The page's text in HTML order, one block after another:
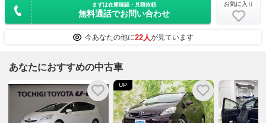
まずは在庫確認・見積依頼
無料通話でお問い合わせ
お気に入り
今あなたの他に22人が見ています
あなたにおすすめの中古車
UP